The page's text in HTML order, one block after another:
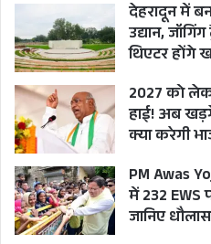
देहरादून में
उद्यान,
थिएटर होंगे
2027 को
हाई! अब
क्या करेगी
PM Awas
में 232 EWS
जानिए